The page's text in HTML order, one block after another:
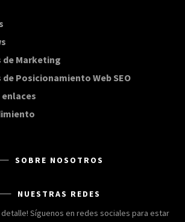
de Marketing
de Posicionamiento Web SEO20
SOBRE NOSOTROS
NUESTRAS REDES
detalle! Síguenos en redes sociales para estar